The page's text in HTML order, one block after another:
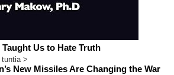
Us to Hate Truth
tuntia >
New Missiles Are Changing the War